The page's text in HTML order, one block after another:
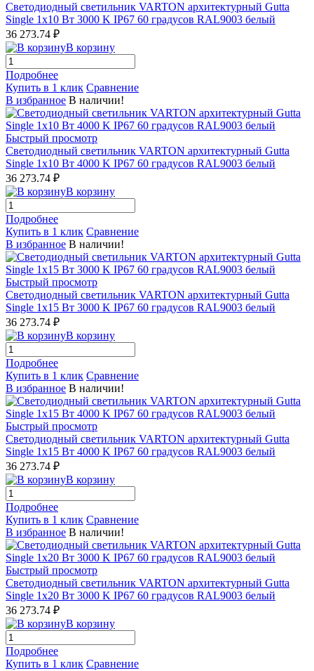
Светодиодный светильник VARTON архитектурный Gutta
Single 1x10 Вт 3000 K IP67 60 градусов RAL9003 белый
36 273.74 ₽
В корзину
Подробнее
Купить в 1 клик Сравнение
В избранное В наличии!
Быстрый просмотр
Светодиодный светильник VARTON архитектурный Gutta
Single 1x10 Вт 4000 K IP67 60 градусов RAL9003 белый
36 273.74 ₽
В корзину
Подробнее
Купить в 1 клик Сравнение
В избранное В наличии!
Быстрый просмотр
Светодиодный светильник VARTON архитектурный Gutta
Single 1x15 Вт 3000 K IP67 60 градусов RAL9003 белый
36 273.74 ₽
В корзину
Подробнее
Купить в 1 клик Сравнение
В избранное В наличии!
Быстрый просмотр
Светодиодный светильник VARTON архитектурный Gutta
Single 1x15 Вт 4000 K IP67 60 градусов RAL9003 белый
36 273.74 ₽
В корзину
Подробнее
Купить в 1 клик Сравнение
В избранное В наличии!
Быстрый просмотр
Светодиодный светильник VARTON архитектурный Gutta
Single 1x20 Вт 3000 K IP67 60 градусов RAL9003 белый
36 273.74 ₽
В корзину
Подробнее
Купить в 1 клик Сравнение